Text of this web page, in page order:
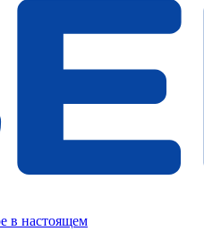
в настоящем